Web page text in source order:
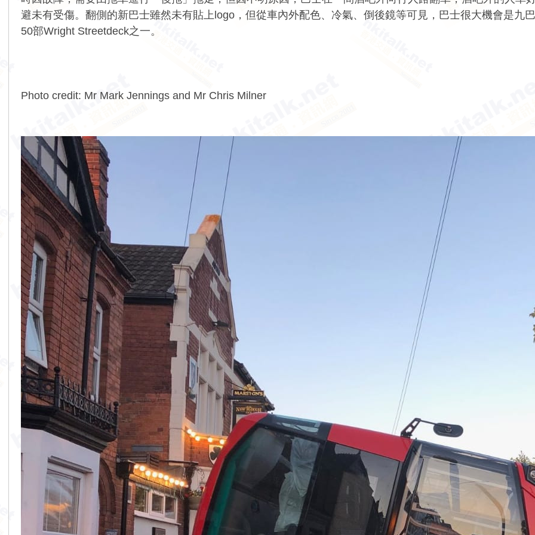
避未有受傷。翻側的新巴士雖然未有貼上logo，但從車內外配色、冷氣、倒後鏡等可見，巴士很大機會是九
50部Wright Streetdeck之一。
Photo credit: Mr Mark Jennings and Mr Chris Milner